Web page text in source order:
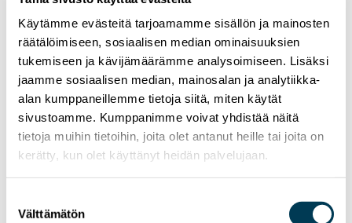
Käytämme evästeitä tarjoamamme sisällön ja mainosten
räätälöimiseen, sosiaalisen median ominaisuuksien
tukemiseen ja kävijämäärämme analysoimiseen. Lisäksi
jaamme sosiaalisen median, mainosalan ja analytiikka-
alan kumppaneillemme tietoja siitä, miten käytät
sivustoamme. Kumppanimme voivat yhdistää näitä
tietoja muihin tietoihin, joita olet antanut heille tai joita on
kerätty, kun olet käyttänyt heidän palvelujaan.
valinta
Välttämätön
Aura Sallan uutiskirje | Heinäkuu 2026